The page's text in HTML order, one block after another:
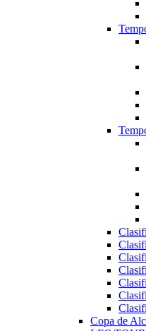
Copa de